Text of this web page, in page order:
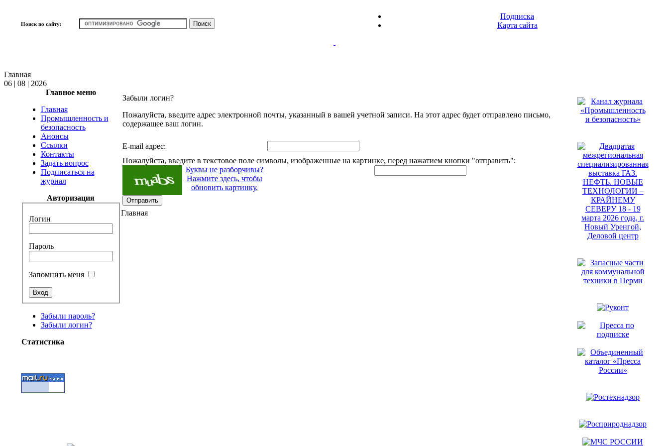
Поиск по сайту:
Подписка
Карта сайта
Главная
06 | 08 | 2026
Главное меню
Главная
Промышленность и
безопасность
Анонсы
Ссылки
Контакты
Задать вопрос
Подписаться на
журнал
Авторизация
Логин
Пароль
Запомнить меня
Забыли пароль?
Забыли логин?
Статистика
Забыли логин?
Пожалуйста, введите адрес электронной почты, указанный в вашей учетной записи. На этот адрес будет отправлено письмо,
содержащее ваш логин.
E-mail адрес:
Пожалуйста, введите в текстовое поле символы, изображенные на картинке, перед нажатием кнопки "отправить":
Буквы не разборчивы?
Нажмите здесь, чтобы
обновить картинку.
Отправить
Главная